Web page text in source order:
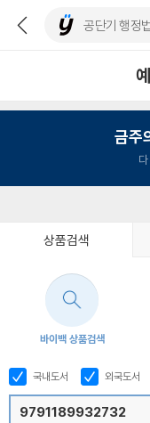
금주
상품검색
바이백 상품검색
국내도서 외국도서